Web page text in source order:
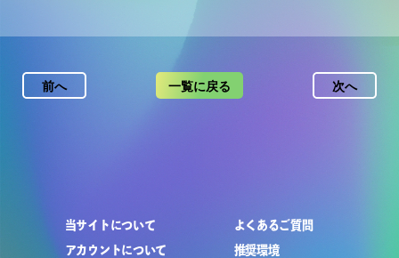
前へ 一覧に戻る 次へ
当サイトについて
アカウントについて
よくあるご質問
推奨環境